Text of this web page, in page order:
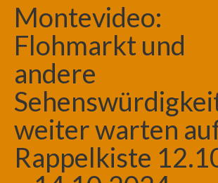
Montevideo:
Flohmarkt und
andere
weiter warten
Rappelkiste